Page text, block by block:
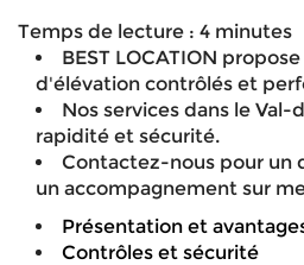
Temps de lecture : 4 minutes
BEST LOCATION
d'élévation contrôlés et
Nos services dans le
rapidité et sécurité.
Contactez-nous pour un
un accompagnement sur
Présentation et
Contrôles et sécurité